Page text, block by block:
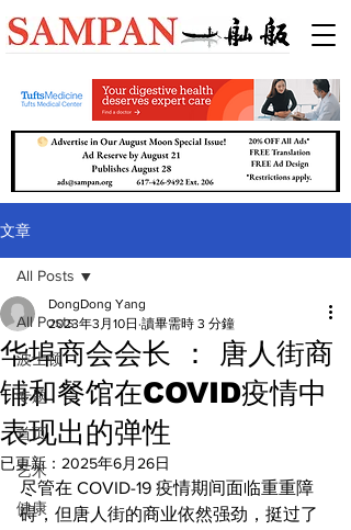
文章
All Posts
波士顿
专题
首页
艺术
健康
All Posts
华埠商会会长 ： 唐人街商
铺和餐馆在COVID疫情中
表现出的弹性
DongDong Yang
2023年3月10日 讀畢需時 3 分鐘
已更新： 2025年6月26日
尽管在 COVID-19 疫情期间面临重重障
碍，但唐人街的商业依然强劲，挺过了